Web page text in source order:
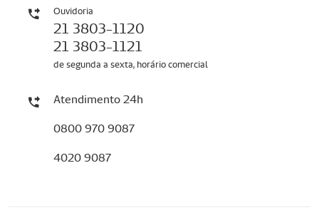
Ouvidoria
21 3803-1120
21 3803-1121
de segunda a sexta, horário comercial
Atendimento 24h
0800 970 9087
4020 9087